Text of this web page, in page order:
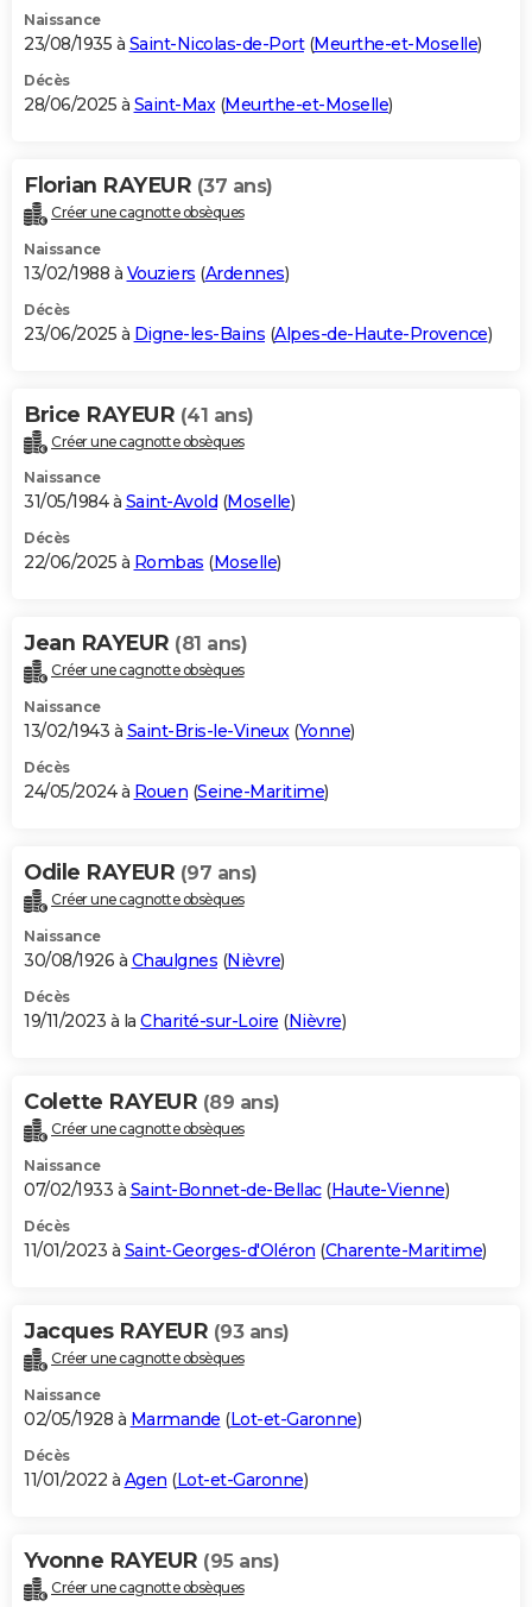
Naissance
23/08/1935 à Saint-Nicolas-de-Port(Meurthe-et-Moselle)
Décès
28/06/2025 à Saint-Max(Meurthe-et-Moselle)
Florian RAYEUR (37 ans)
Créer une cagnotte obsèques
Naissance
13/02/1988 à Vouziers (Ardennes)
Décès
23/06/2025 à Digne-les-Bains (Alpes-de-Haute-Provence)
Brice RAYEUR (41 ans)
Créer une cagnotte obsèques
Naissance
31/05/1984 à Saint-Avold (Moselle)
Décès
22/06/2025 à Rombas (Moselle)
Jean RAYEUR (81 ans)
Créer une cagnotte obsèques
Naissance
13/02/1943 à Saint-Bris-le-Vineux(Yonne)
Décès
24/05/2024 à Rouen (Seine-Maritime)
Odile RAYEUR (97 ans)
Créer une cagnotte obsèques
Naissance
30/08/1926 à Chaulgnes (Nièvre)
Décès
19/11/2023 à la Charité-sur-Loire (Nièvre)
Colette RAYEUR (89 ans)
Créer une cagnotte obsèques
Naissance
07/02/1933 à Saint-Bonnet-de-Bellac(Haute-Vienne)
Décès
11/01/2023 à Saint-Georges-d'Oléron (Charente-Maritime)
Jacques RAYEUR (93 ans)
Créer une cagnotte obsèques
Naissance
02/05/1928 à Marmande (Lot-et-Garonne)
Décès
11/01/2022 à Agen (Lot-et-Garonne)
Yvonne RAYEUR (95 ans)
Créer une cagnotte obsèques